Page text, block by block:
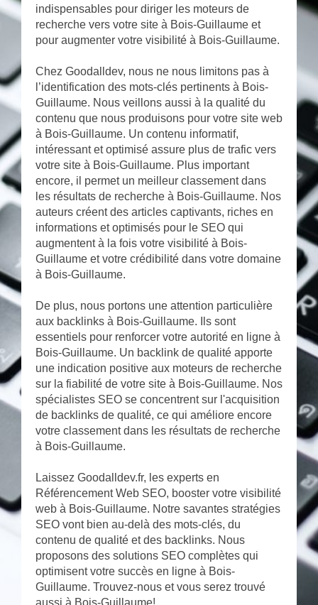
indispensables pour diriger les moteurs de
recherche vers votre site à Bois-Guillaume et
pour augmenter votre visibilité à Bois-Guillaume.
Chez Goodalldev, nous ne nous limitons pas à
l’identification des mots-clés pertinents à Bois-
Guillaume. Nous veillons aussi à la qualité du
contenu que nous produisons pour votre site web
à Bois-Guillaume. Un contenu informatif,
intéressant et optimisé assure plus de trafic vers
votre site à Bois-Guillaume. Plus important
encore, il permet un meilleur classement dans
les résultats de recherche à Bois-Guillaume. Nos
auteurs créent des articles captivants, riches en
informations et optimisés pour le SEO qui
augmentent à la fois votre visibilité à Bois-
Guillaume et votre crédibilité dans votre domaine
à Bois-Guillaume.
De plus, nous portons une attention particulière
aux backlinks à Bois-Guillaume. Ils sont
essentiels pour renforcer votre autorité en ligne à
Bois-Guillaume. Un backlink de qualité apporte
une indication positive aux moteurs de recherche
sur la fiabilité de votre site à Bois-Guillaume. Nos
spécialistes SEO se concentrent sur l'acquisition
de backlinks de qualité, ce qui améliore encore
votre classement dans les résultats de recherche
à Bois-Guillaume.
Laissez Goodalldev.fr, les experts en
Référencement Web SEO, booster votre visibilité
web à Bois-Guillaume. Notre savantes stratégies
SEO vont bien au-delà des mots-clés, du
contenu de qualité et des backlinks. Nous
proposons des solutions SEO complètes qui
optimisent votre succès en ligne à Bois-
Guillaume. Trouvez-nous et vous serez trouvé